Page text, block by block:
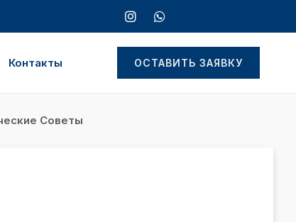
Контакты ОСТАВИТЬ ЗАЯВКУ
Советы